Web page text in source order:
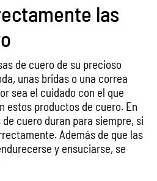
las
de cuero de su precioso
unas bridas o una correa
sea el cuidado con el que
estos productos de cuero. En
cuero duran para siempre, si
Además de que las
y ensuciarse, se